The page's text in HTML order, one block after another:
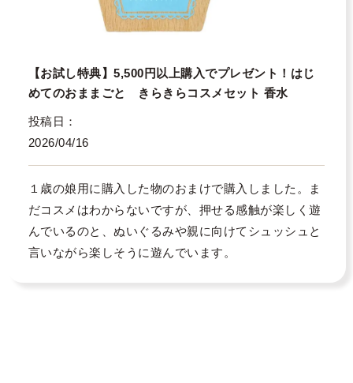
【お試し特典】5,500円以上購入でプレゼント！はじ
めてのおままごと きらきらコスメセット 香水
投稿日
2026/04/16
１歳の娘用に購入した物のおまけで購入しました。ま
だコスメはわからないですが、押せる感触が楽しく遊
んでいるのと、ぬいぐるみや親に向けてシュッシュと
言いながら楽しそうに遊んでいます。